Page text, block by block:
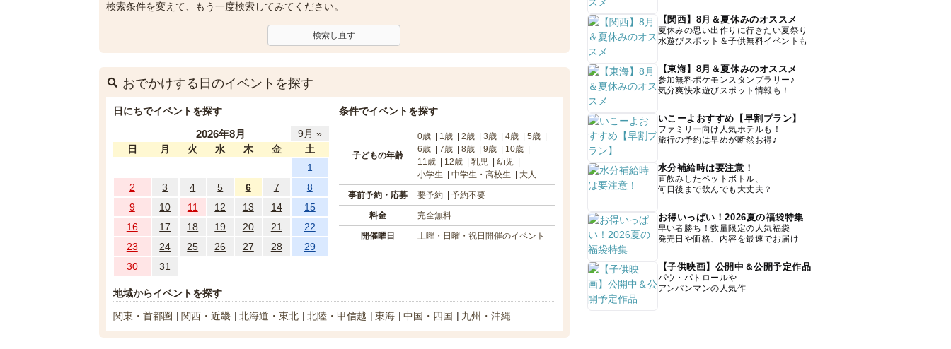
検索条件を変えて、もう一度検索してみてください。
検索し直す
おでかけする日のイベントを探す
日にちでイベントを探す
2026年8月
9月 »
日
月 火 水 木 金
土
1
2
3 4 5 6 7
8
9
10 11 12 13 14
15
16
17 18 19 20 21
22
23
24 25 26 27 28
29
30
31
条件でイベントを探す
子どもの年齢
0歳 1歳 2歳 3歳 4歳
5歳
6歳
7歳 8歳 9歳
10歳
11歳
12歳 乳児
幼児
小学生
中学生・高校生 大人
事前予約・応募 要予約 予約不要
料金 完全無料
開催曜日 土曜・日曜・祝日開催のイベント
地域からイベントを探す
関東・首都圏
関西・近畿 北海道・東北 北陸・甲信越 東海 中国・四国 九州・沖縄
【関西】8月＆夏休みのオススメ
夏休みの思い出作りに行きたい夏祭り
水遊びスポット＆子供無料イベントも
【東海】8月＆夏休みのオススメ
参加無料ポケモンスタンプラリー♪
気分爽快水遊びスポット情報も！
いこーよおすすめ【早割プラン】
ファミリー向け人気ホテルも！
旅行の予約は早めが断然お得♪
水分補給時は要注意！
直飲みしたペットボトル、
何日後まで飲んでも大丈夫？
お得いっぱい！2026夏の福袋特集
早い者勝ち！数量限定の人気福袋
発売日や価格、内容を最速でお届け
【子供映画】公開中＆公開予定作品
パウ・パトロールや
アンパンマンの人気作